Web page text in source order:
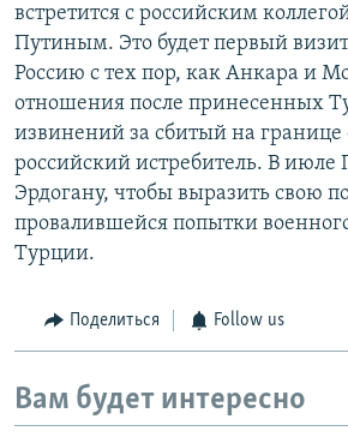
встретится с российским
Путиным. Это будет первый
Россию с тех пор, как Анкара и
отношения после принесенных
извинений за сбитый на
российский истребитель. В июле
Эрдогану, чтобы выразить свою
провалившейся попытки
Турции.
Поделиться Follow us
Вам будет интересно